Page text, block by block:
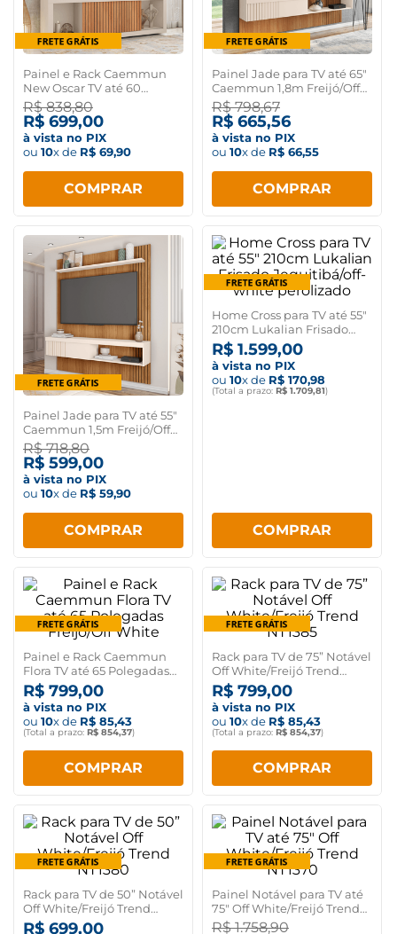
Painel e Rack Caemmun
New Oscar TV até 60
Polegadas Freijó/Off white
R$ 838,80
R$ 699,00
à vista no PIX
ou 10x de R$ 69,90
COMPRAR
Painel Jade para TV até 65"
Caemmun 1,8m Freijó/Off
white
R$ 798,67
R$ 665,56
à vista no PIX
ou 10x de R$ 66,55
COMPRAR
Painel Jade para TV até 55"
Caemmun 1,5m Freijó/Off
white
R$ 718,80
R$ 599,00
à vista no PIX
ou 10x de R$ 59,90
COMPRAR
Home Cross para TV até 55"
210cm Lukalian Frisado
Jequitibá/off-white
perolizado
R$ 1.599,00
à vista no PIX
ou 10x de R$ 170,98
(Total a prazo: R$ 1.709,81)
COMPRAR
Painel e Rack Caemmun
Flora TV até 65 Polegadas
Freijó/Off White
R$ 799,00
à vista no PIX
ou 10x de R$ 85,43
(Total a prazo: R$ 854,37)
COMPRAR
Rack para TV de 75” Notável
Off White/Freijó Trend
NT1385
R$ 799,00
à vista no PIX
ou 10x de R$ 85,43
(Total a prazo: R$ 854,37)
COMPRAR
Rack para TV de 50” Notável
Off White/Freijó Trend
NT1380
R$ 699,00
Painel Notável para TV até
75" Off White/Freijó Trend
NT1370
R$ 1.758,90